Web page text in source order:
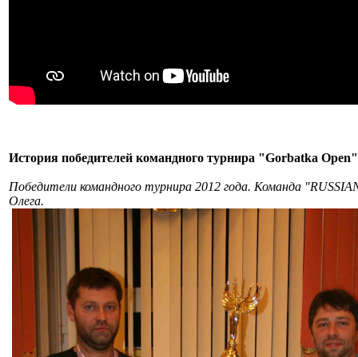
История победителей командного турнира "Gorbatka
Победители командного турнира 2012 года. Команда
Олега.